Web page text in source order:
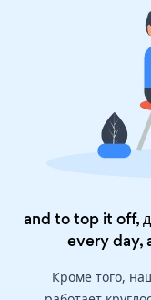
and to top it off,
every day,
Кроме того,